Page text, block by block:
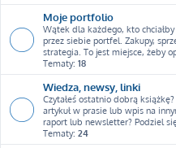
Moje portfolio
Wątek dla każdego, kto
przez siebie portfel. Zakupy,
strategia. To jest miejsce, żeby
Tematy: 18
Wiedza, newsy, linki
Czytałeś ostatnio dobrą
artykuł w prasie lub wpis na
raport lub newsletter? Podziel
Tematy: 24